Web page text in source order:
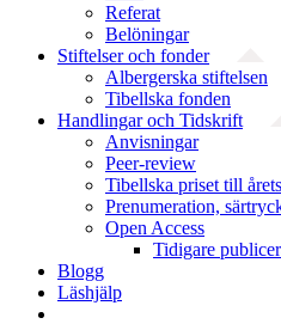
Referat
Belöningar
Stiftelser och fonder
Albergerska stiftelsen
Tibellska fonden
Handlingar och Tidskrift
Anvisningar
Peer-review
Tibellska priset till
Prenumeration,
Open Access
Tidigare
Blogg
Läshjälp